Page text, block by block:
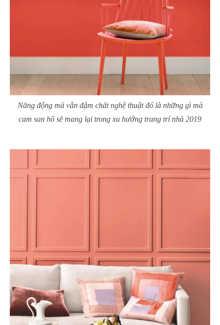
Năng động mà vẫn đậm chất nghệ thuật đó là những gì mà
cam san hô sẽ mang lại trong xu hướng trang trí nhà 2019